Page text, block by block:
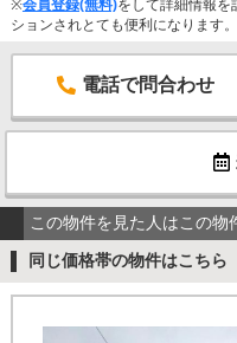
※会員登録(無料)をして詳細情報を
ションされとても便利になります。
電話で問合わせ
この物件を見た人はこの物
同じ価格帯の物件はこちら